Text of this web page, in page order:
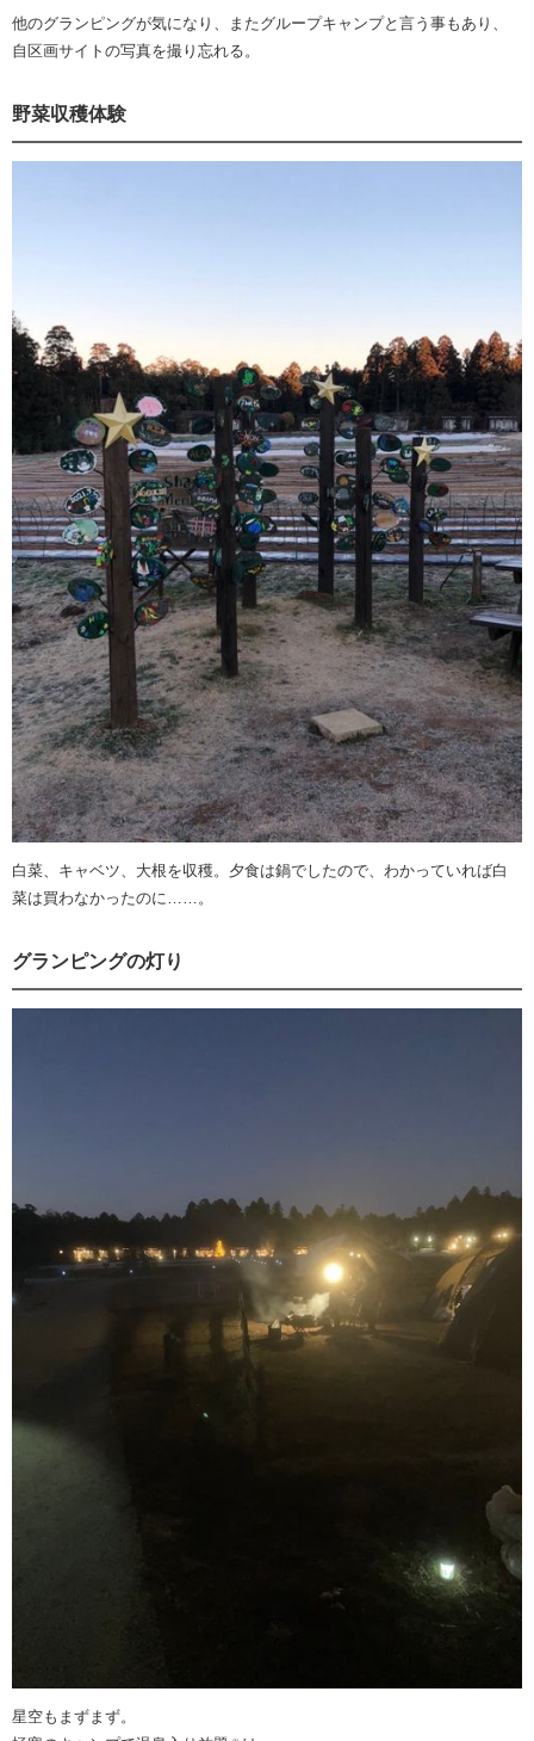
他のグランピングが気になり、またグループキャンプと言う事もあり、
自区画サイトの写真を撮り忘れる。
野菜収穫体験
白菜、キャベツ、大根を収穫。夕食は鍋でしたので、わかっていれば白
菜は買わなかったのに……。
グランピングの灯り
星空もまずまず。